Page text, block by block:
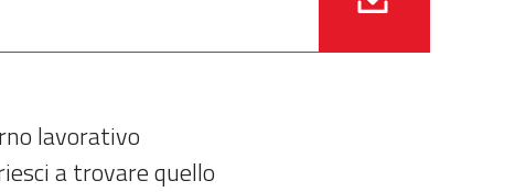
lavorativo
a trovare quello